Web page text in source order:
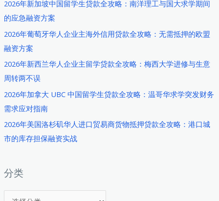
2026年新加坡中国留学生贷款全攻略：南洋理工与国大求学期间
的应急融资方案
2026年葡萄牙华人企业主海外信用贷款全攻略：无需抵押的欧盟
融资方案
2026年新西兰华人企业主留学贷款全攻略：梅西大学进修与生意
周转两不误
2026年加拿大 UBC 中国留学生贷款全攻略：温哥华求学突发财务
需求应对指南
2026年美国洛杉矶华人进口贸易商货物抵押贷款全攻略：港口城
市的库存担保融资实战
分类